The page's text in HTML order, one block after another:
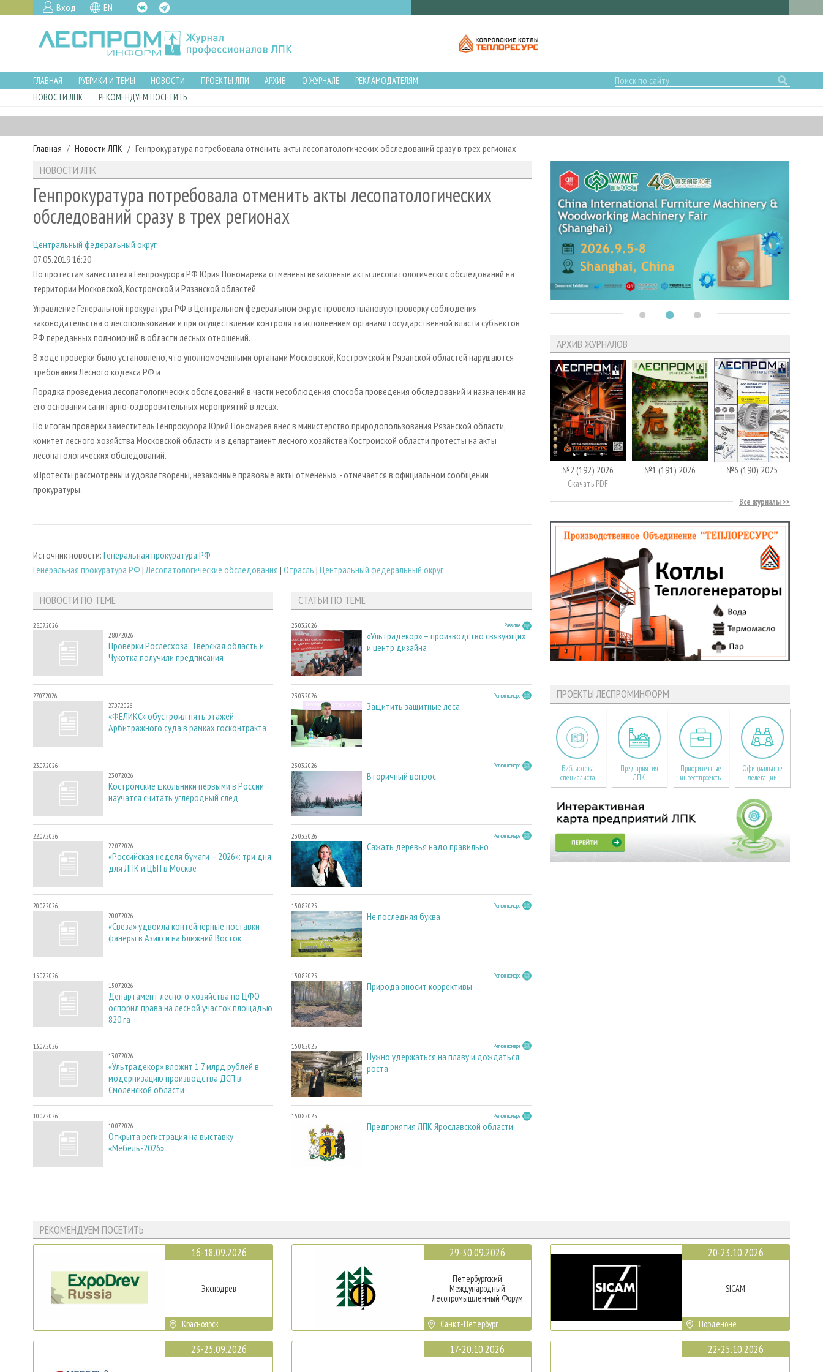
Вход EN
ГЛАВНАЯ РУБРИКИ И ТЕМЫ НОВОСТИ ПРОЕКТЫ ЛПИ АРХИВ О ЖУРНАЛЕ
РЕКЛАМОДАТЕЛЯМ
НОВОСТИ ЛПК
РЕКОМЕНДУЕМ ПОСЕТИТЬ
Главная Новости ЛПК Генпрокуратура потребовала отменить акты лесопатологических обследований сразу в трех регионах
НОВОСТИ ЛПК
Генпрокуратура потребовала отменить акты лесопатологических
обследований сразу в трех регионах
Центральный федеральный округ
07.05.2019 16:20
По протестам заместителя Генпрокурора РФ Юрия Пономарева отменены незаконные акты лесопатологических обследований на
территории Московской, Костромской и Рязанской областей.
Управление Генеральной прокуратуры РФ в Центральном федеральном округе провело плановую проверку соблюдения
законодательства о лесопользовании и при осуществлении контроля за исполнением органами государственной власти субъектов
РФ переданных полномочий в области лесных отношений.
В ходе проверки было установлено, что уполномоченными органами Московской, Костромской и Рязанской областей нарушаются
требования Лесного кодекса РФ и
Порядка проведения лесопатологических обследований в части несоблюдения способа проведения обследований и назначении на
его основании санитарно-оздоровительных мероприятий в лесах.
По итогам проверки заместитель Генпрокурора Юрий Пономарев внес в министерство природопользования Рязанской области,
комитет лесного хозяйства Московской области и в департамент лесного хозяйства Костромской области протесты на акты
лесопатологических обследований.
«Протесты рассмотрены и удовлетворены, незаконные правовые акты отменены», - отмечается в официальном сообщении
прокуратуры.
Источник новости: Генеральная прокуратура РФ
Генеральная прокуратура РФ | Лесопатологические обследования | Отрасль | Центральный федеральный округ
НОВОСТИ ПО ТЕМЕ
28.07.2026
28.07.2026
Проверки Рослесхоза: Тверская область и
Чукотка получили предписания
27.07.2026
27.07.2026
«ФЕЛИКС» обустроил пять этажей
Арбитражного суда в рамках госконтракта
23.07.2026
23.07.2026
Костромские школьники первыми в России
научатся считать углеродный след
22.07.2026
22.07.2026
«Российская неделя бумаги – 2026»: три дня
для ЛПК и ЦБП в Москве
20.07.2026
20.07.2026
«Свеза» удвоила контейнерные поставки
фанеры в Азию и на Ближний Восток
15.07.2026
15.07.2026
Департамент лесного хозяйства по ЦФО
оспорил права на лесной участок площадью
820 га
13.07.2026
13.07.2026
«Ультрадекор» вложит 1,7 млрд рублей в
модернизацию производства ДСП в
Смоленской области
10.07.2026
10.07.2026
Открыта регистрация на выставку
«Мебель-2026»
СТАТЬИ ПО ТЕМЕ
23.03.2026 Развитие
«Ультрадекор» – производство связующих
и центр дизайна
23.03.2026 Регион номера
Защитить защитные леса
23.03.2026 Регион номера
Вторичный вопрос
23.03.2026 Регион номера
Сажать деревья надо правильно
15.08.2025 Регион номера
Не последняя буква
15.08.2025 Регион номера
Природа вносит коррективы
15.08.2025 Регион номера
Нужно удержаться на плаву и дождаться
роста
15.08.2025 Регион номера
Предприятия ЛПК Ярославской области
АРХИВ ЖУРНАЛОВ
№2 (192) 2026
Скачать PDF
№1 (191) 2026 №6 (190) 2025
Все журналы
ПРОЕКТЫ ЛЕСПРОМИНФОРМ
Библиотека
специалиста
Предприятия
ЛПК
Приоритетные
инвестпроекты
Официальные
делегации
РЕКОМЕНДУЕМ ПОСЕТИТЬ
16-18.09.2026
Эксподрев
Красноярск
23-25.09.2026
29-30.09.2026
Петербургский
Международный
Лесопромышленный Форум
Санкт-Петербург
17-20.10.2026
20-23.10.2026
SICAM
Порденоне
22-25.10.2026